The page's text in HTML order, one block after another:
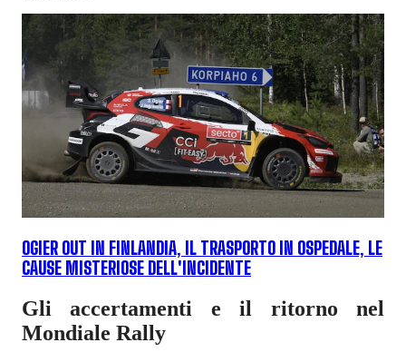
OGIER OUT IN FINLANDIA, IL TRASPORTO IN OSPEDALE, LE
CAUSE MISTERIOSE DELL'INCIDENTE
Gli accertamenti e il ritorno nel
Mondiale Rally